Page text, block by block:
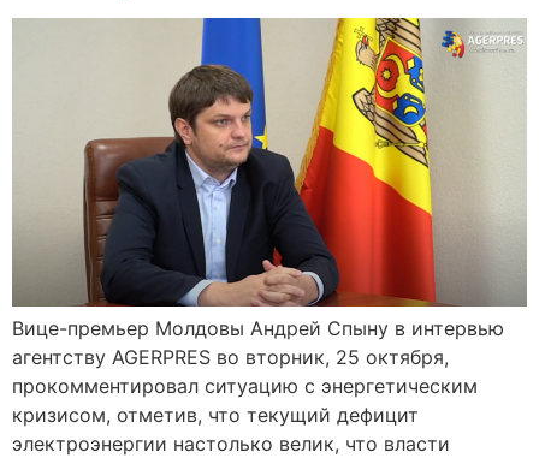
Вице-премьер Молдовы Андрей Спыну в интервью
агентству AGERPRES во вторник, 25 октября,
прокомментировал ситуацию с энергетическим
кризисом, отметив, что текущий дефицит
электроэнергии настолько велик, что власти